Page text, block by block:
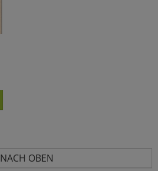
NACH OBEN